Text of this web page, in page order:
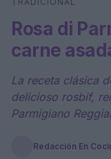
Rosa di
carne
La receta clásica
delicioso rosbif,
Parmigiano
Redacción En